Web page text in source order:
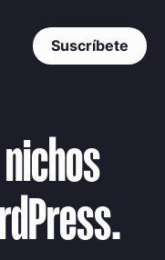
Suscríbete
nichos